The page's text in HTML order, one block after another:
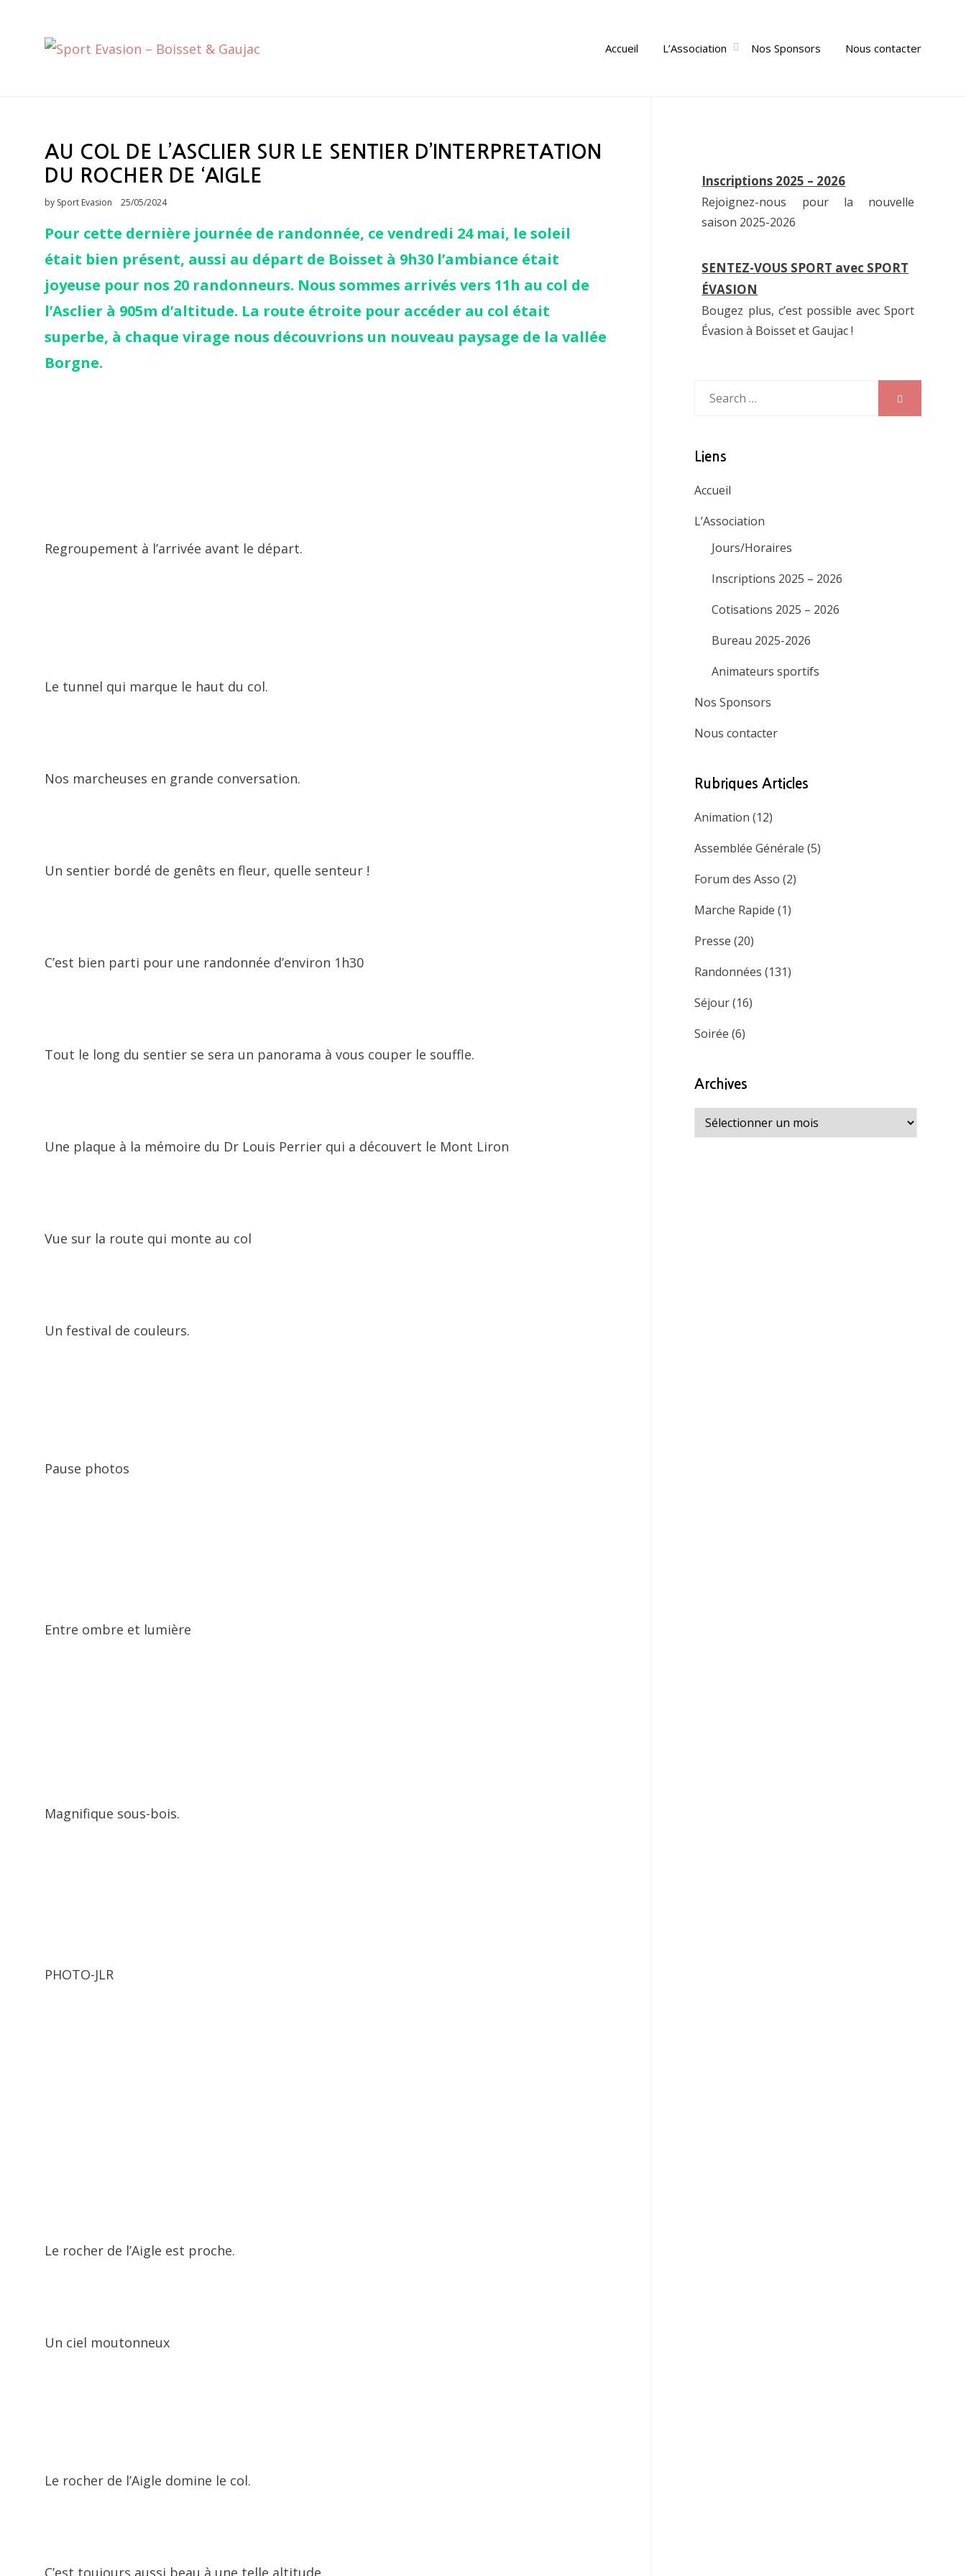
Accueil L’Association Nos Sponsors Nous contacter
AU COL DE L’ASCLIER SUR LE SENTIER D’INTERPRETATION
DU ROCHER DE ‘AIGLE
by Sport Evasion
Posted
25/05/2024
Pour cette dernière journée de randonnée, ce vendredi 24 mai, le soleil
était bien présent, aussi au départ de Boisset à 9h30 l’ambiance était
joyeuse pour nos 20 randonneurs. Nous sommes arrivés vers 11h au col de
l’Asclier à 905m d’altitude. La route étroite pour accéder au col était
superbe, à chaque virage nous découvrions un nouveau paysage de la vallée
Borgne.
Regroupement à l’arrivée avant le départ.
Le tunnel qui marque le haut du col.
Nos marcheuses en grande conversation.
Un sentier bordé de genêts en fleur, quelle senteur !
C’est bien parti pour une randonnée d’environ 1h30
Tout le long du sentier se sera un panorama à vous couper le souffle.
Une plaque à la mémoire du Dr Louis Perrier qui a découvert le Mont Liron
Vue sur la route qui monte au col
Un festival de couleurs.
Pause photos
Entre ombre et lumière
Magnifique sous-bois.
PHOTO-JLR
Le rocher de l’Aigle est proche.
Un ciel moutonneux
Le rocher de l’Aigle domine le col.
C’est toujours aussi beau à une telle altitude.
Inscriptions 2025 – 2026
Rejoignez-nous pour la nouvelle
saison 2025-2026
SENTEZ-VOUS SPORT avec SPORT
ÉVASION
Bougez plus, c’est possible avec Sport
Évasion à Boisset et Gaujac !
Liens
Accueil
L’Association
Jours/Horaires
Inscriptions 2025 – 2026
Cotisations 2025 – 2026
Bureau 2025-2026
Animateurs sportifs
Nos Sponsors
Nous contacter
Rubriques Articles
Animation (12)
Assemblée Générale (5)
Forum des Asso (2)
Marche Rapide (1)
Presse (20)
Randonnées (131)
Séjour(16)
Soirée (6)
Archives
Archives